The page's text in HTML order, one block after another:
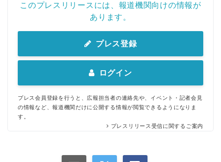
このプレスリリースには、報道機関向けの情報が
あります。
プレス登録
ログイン
プレス会員登録を行うと、広報担当者の連絡先や、イベント・記者会見
の情報など、報道機関だけに公開する情報が閲覧できるようになりま
す。
プレスリリース受信に関するご案内